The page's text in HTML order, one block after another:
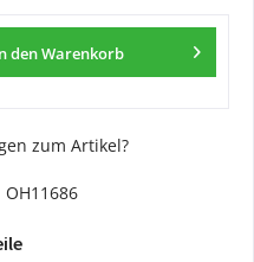
denWarenkorb
zum Artikel?
OH11686